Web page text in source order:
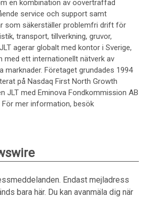
en kombination av oöverträffad
service och support samt
som säkerställer problemfri drift för
transport, tillverkning, gruvor,
agerar globalt med kontor i Sverige,
med ett internationellt nätverk av
marknader. Företaget grundades 1994
på Nasdaq First North Growth
JLT med Eminova Fondkommission AB
För mer information, besök
Endast mejladress
bara här. Du kan avanmäla dig när